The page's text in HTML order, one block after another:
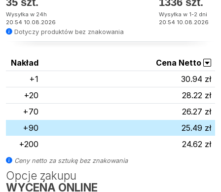
Wysyłka w 24h
20:54 10.08.2026
Wysyłka w 1-2 dni
20:54 10.08.2026
Dotyczy produktów bez znakowania
Opcje zakupu
WYCEŃA ONLINE
Nakład
Cena Netto
+1
30.94 zł
+20
28.22 zł
+70
26.27 zł
+90
25.49 zł
+200
24.62 zł
Ceny netto za sztukę bez znakowania